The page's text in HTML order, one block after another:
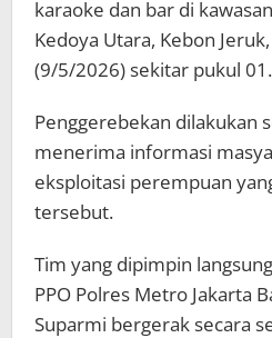
karaoke dan bar di
Kedoya Utara, Kebon
(9/5/2026) sekitar pukul
Penggerebekan dilakukan
menerima informasi
eksploitasi perempuan
tersebut.
Tim yang dipimpin
PPO Polres Metro Jakarta
Suparmi bergerak secara